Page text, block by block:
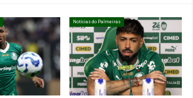
Notícias do Palmeiras